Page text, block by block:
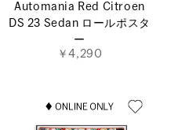
Automania Red Citroen
DS 23 Sedan ロールポスタ
ー
￥4,290